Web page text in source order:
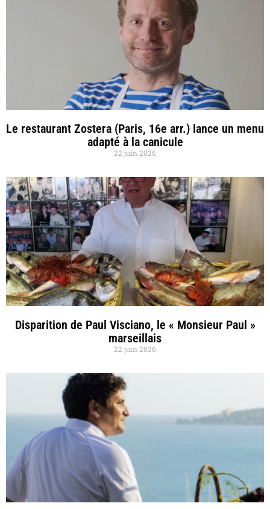
Le restaurant Zostera (Paris, 16e arr.) lance un menu
adapté à la canicule
22 juin 2026
Disparition de Paul Visciano, le « Monsieur Paul »
marseillais
22 juin 2026